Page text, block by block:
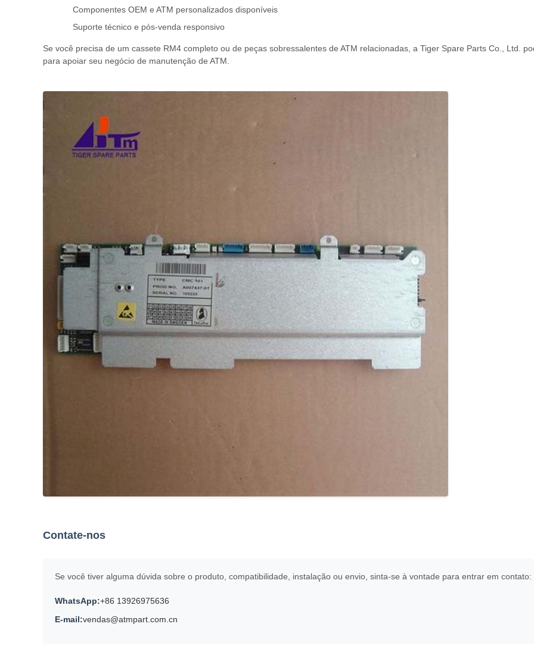
Componentes OEM e ATM personalizados disponíveis
Suporte técnico e pós-venda responsivo
Se você precisa de um cassete RM4 completo ou de peças sobressalentes de ATM relacionadas, a Tiger Spare Parts Co., Ltd.
para apoiar seu negócio de manutenção de ATM.
Contate-nos
Se você tiver alguma dúvida sobre o produto, compatibilidade, instalação ou envio, sinta-se à vontade para entrar em contato:
WhatsApp:+86 13926975636
E-mail:vendas@atmpart.com.cn